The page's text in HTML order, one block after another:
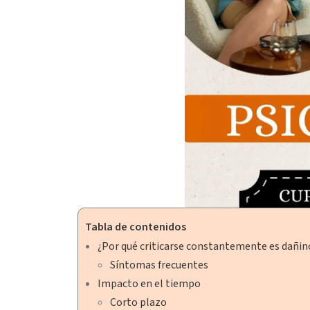
Tabla de contenidos
¿Por qué criticarse constantemente es
Síntomas frecuentes
Impacto en el tiempo
Corto plazo